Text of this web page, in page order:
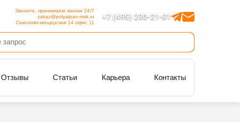
+7 (495) 230-21-81
Звоните, принимаем звонки 24/7
zakaz@polyalpan-msk.ru
Соколово-мещерская 14 офис 11
Отзывы Статьи Карьера Контакты